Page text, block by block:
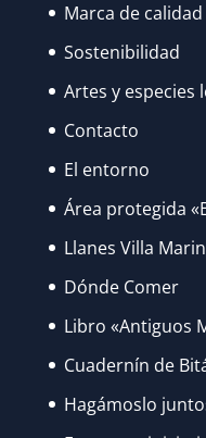
Marca de calidad
Sostenibilidad
Artes y especies
Contacto
El entorno
Área protegida
Llanes Villa
Dónde Comer
Libro «Antiguos
Cuadernín de
Hagámoslo